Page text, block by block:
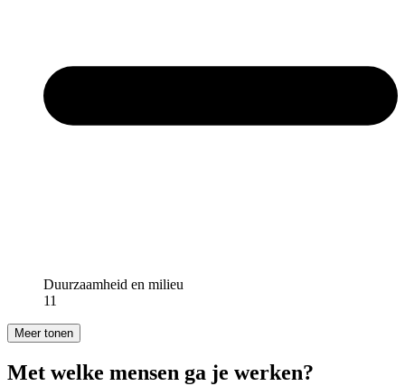
Duurzaamheid en milieu
11
Meer tonen
Met welke mensen ga je werken?